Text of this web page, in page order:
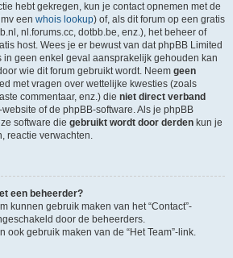
hebt gekregen, kun je contact opnemen met de
een whois lookup) of, als dit forum op een gratis
nl.forums.cc, dotbb.be, enz.), het beheer of
host. Wees je er bewust van dat phpBB Limited
in geen enkel geval aansprakelijk gehouden kan
wie dit forum gebruikt wordt. Neem geen
met vragen over wettelijke kwesties (zoals
commentaar, enz.) die niet direct verband
of de phpBB-software. Als je phpBB
software die gebruikt wordt door derden kun je
reactie verwachten.
een beheerder?
kunnen gebruik maken van het “Contact”-
door de beheerders.
ook gebruik maken van de “Het Team”-link.